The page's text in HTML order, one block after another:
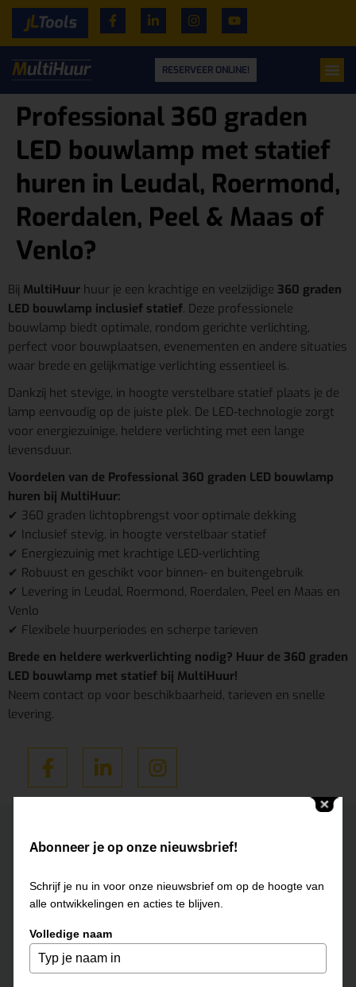
RESERVEER ONLINE!
Professional 360 graden
LED bouwlamp met statief
huren in Leudal, Roermond,
Roerdalen, Peel & Maas of
Venlo?
Bij MultiHuur huur je een krachtige en veelzijdige 360 graden
LED bouwlamp inclusief statief. Deze professionele
bouwlamp biedt optimale, rondom gerichte verlichting,
perfect voor bouwplaatsen, evenementen en andere situaties
waar brede en gelijkmatige verlichting essentieel is.
Dankzij het stevige, in hoogte verstelbare statief plaats je de
lamp eenvoudig op de juiste plek. De LED-technologie zorgt
voor energiezuinige, heldere verlichting met een lange
levensduur.
Voordelen van de Professional 360 graden LED bouwlamp
huren bij MultiHuur:
✔ 360 graden lichtopbrengst voor optimale dekking
✔ Inclusief stevig, in hoogte verstelbaar statief
✔ Energiezuinig met krachtige LED-verlichting
✔ Robuust en geschikt voor binnen- en buitengebruik
✔ Levering in Leudal, Roermond, Roerdalen, Peel en Maas en
Venlo
✔ Flexibele huurperiodes en scherpe tarieven
Brede en heldere werkverlichting nodig? Huur de 360 graden
LED bouwlamp met statief bij MultiHuur!
Neem contact op voor beschikbaarheid, tarieven en snelle
levering.
ROERMOND
0475-331500
Jules Breukersstraat 15-17
6041 BP Roermond
Abonneer je op onze nieuwsbrief!
Schrijf je nu in voor onze nieuwsbrief om op de hoogte van
alle ontwikkelingen en acties te blijven.
Volledige naam